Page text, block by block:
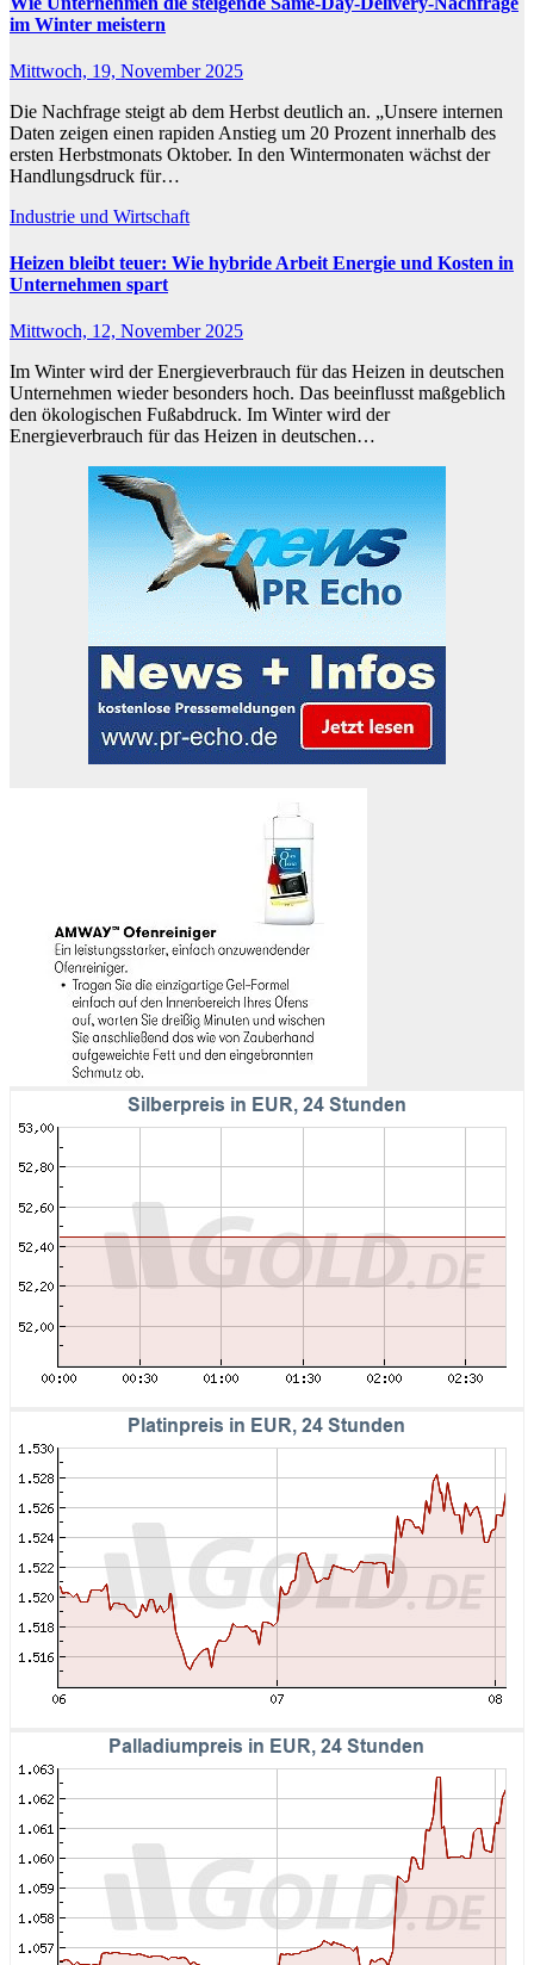
im Winter meistern
Mittwoch, 19, November 2025
Die Nachfrage steigt ab dem Herbst deutlich an. „Unsere internen
Daten zeigen einen rapiden Anstieg um 20 Prozent innerhalb des
ersten Herbstmonats Oktober. In den Wintermonaten wächst der
Handlungsdruck für…
Industrie und Wirtschaft
Heizen bleibt teuer: Wie hybride Arbeit Energie und Kosten in
Unternehmen spart
Mittwoch, 12, November 2025
Im Winter wird der Energieverbrauch für das Heizen in deutschen
Unternehmen wieder besonders hoch. Das beeinflusst maßgeblich
den ökologischen Fußabdruck. Im Winter wird der
Energieverbrauch für das Heizen in deutschen…